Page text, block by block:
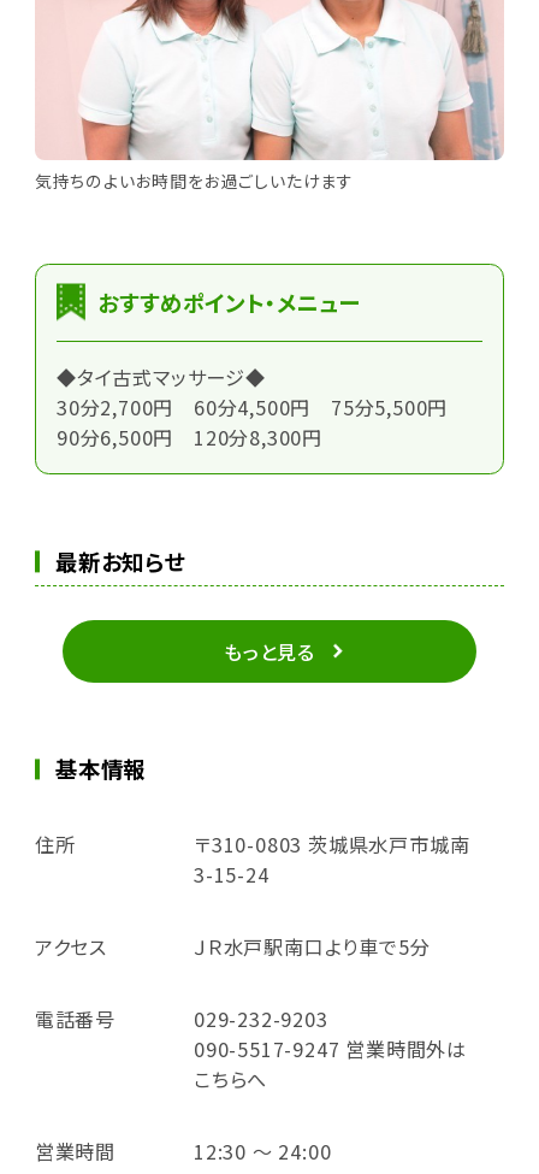
気持ちのよいお時間をお過ごしいたけます
おすすめポイント・メニュー
◆タイ古式マッサージ◆
30分2,700円 60分4,500円 75分5,500円
90分6,500円 120分8,300円
最新お知らせ
もっと見る
基本情報
住所
〒310-0803 茨城県水戸市城南
3-15-24
アクセス ＪＲ水戸駅南口より車で5分
電話番号
029-232-9203
090-5517-9247 営業時間外は
こちらへ
営業時間 12:30 ～ 24:00